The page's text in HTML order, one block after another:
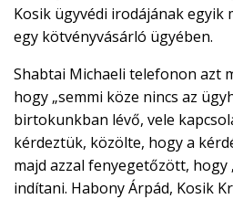
Kosik ügyvédi irodájának
egy kötvényvásárló ügyében.
Shabtai Michaeli telefonon azt
hogy „semmi köze nincs az
birtokunkban lévő, vele
kérdeztük, közölte, hogy a
majd azzal fenyegetőzött,
indítani. Habony Árpád, Kosik